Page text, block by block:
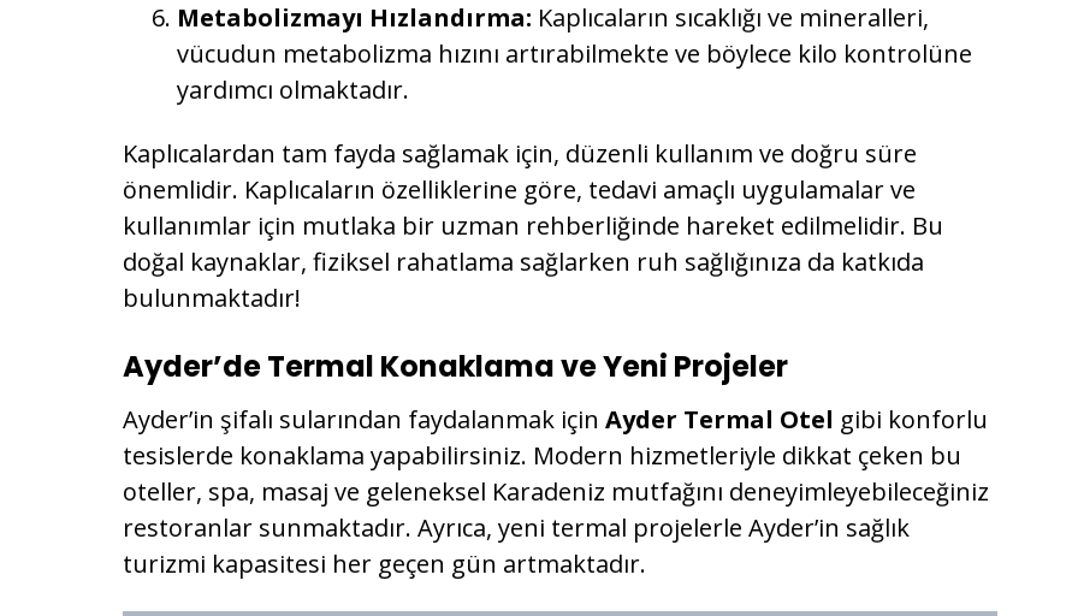
Metabolizmayı Hızlandırma: Kaplıcaların sıcaklığı ve mineralleri,
vücudun metabolizma hızını artırabilmekte ve böylece kilo kontrolüne
yardımcı olmaktadır.
Kaplıcalardan tam fayda sağlamak için, düzenli kullanım ve doğru süre
önemlidir. Kaplıcaların özelliklerine göre, tedavi amaçlı uygulamalar ve
kullanımlar için mutlaka bir uzman rehberliğinde hareket edilmelidir. Bu
doğal kaynaklar, fiziksel rahatlama sağlarken ruh sağlığınıza da katkıda
bulunmaktadır!
Ayder’de Termal Konaklama ve Yeni Projeler
Ayder’in şifalı sularından faydalanmak için Ayder Termal Otel gibi konforlu
tesislerde konaklama yapabilirsiniz. Modern hizmetleriyle dikkat çeken bu
oteller, spa, masaj ve geleneksel Karadeniz mutfağını deneyimleyebileceğiniz
restoranlar sunmaktadır. Ayrıca, yeni termal projelerle Ayder’in sağlık
turizmi kapasitesi her geçen gün artmaktadır.